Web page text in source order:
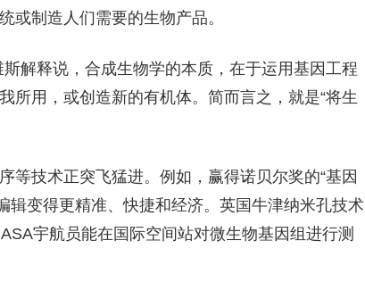
或制造人们需要的生物产品。
解释说，合成生物学的本质，在于运用基因工程
所用，或创造新的有机体。简而言之，就是“将生
等技术正突飞猛进。例如，赢得诺贝尔奖的“基因
辑变得更精准、快捷和经济。英国牛津纳米孔技术
宇航员能在国际空间站对微生物基因组进行测